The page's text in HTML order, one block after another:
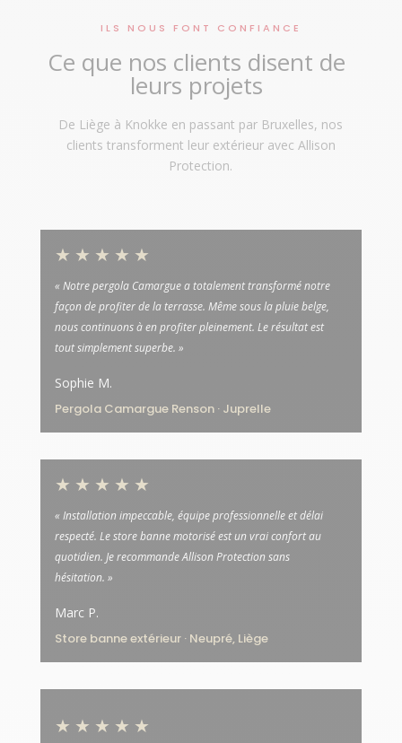
ILS NOUS FONT CONFIANCE
Ce que nos clients disent de
leurs projets
De Liège à Knokke en passant par Bruxelles, nos
clients transforment leur extérieur avec Allison
Protection.
★★★★★
« Notre pergola Camargue a totalement transformé notre
façon de profiter de la terrasse. Même sous la pluie belge,
nous continuons à en profiter pleinement. Le résultat est
tout simplement superbe. »
Sophie M.
Pergola Camargue Renson · Juprelle
★★★★★
« Installation impeccable, équipe professionnelle et délai
respecté. Le store banne motorisé est un vrai confort au
quotidien. Je recommande Allison Protection sans
hésitation. »
Marc P.
Store banne extérieur · Neupré, Liège
★★★★★